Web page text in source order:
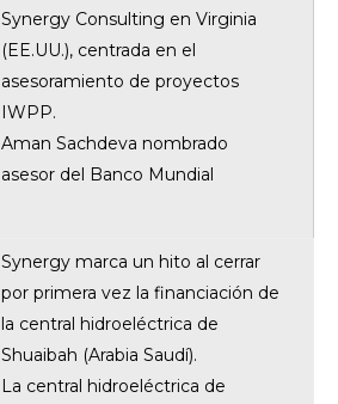
Synergy Consulting en Virginia
(EE.UU.), centrada en el
asesoramiento de proyectos
IWPP.
Aman Sachdeva nombrado
asesor del Banco Mundial
Synergy marca un hito al cerrar
por primera vez la financiación de
la central hidroeléctrica de
Shuaibah (Arabia Saudí).
La central hidroeléctrica de